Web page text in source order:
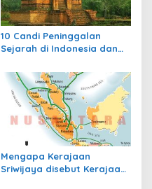
10 Candi Peninggalan
Sejarah di Indonesia dan
Mengapa Kerajaan
Sriwijaya disebut Kerajaan